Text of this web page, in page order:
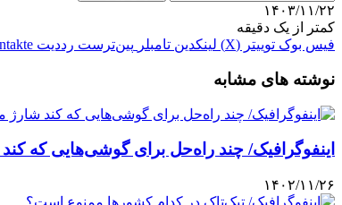
۱۴۰۳/۱۱/۲۲
کمتر از یک دقیقه
فیس بوک توییتر (X) لینکدین ‫تامبلر ‫پین‌ترست ‫رددیت
نوشته های مشابه
اینفوگرافیک/ چند راه‌حل برای گوشی‌هایی که
۱۴۰۲/۱۱/۲۶